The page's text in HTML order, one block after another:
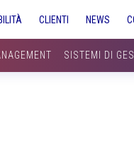
CLIENTI NEWS
SISTEMI DI